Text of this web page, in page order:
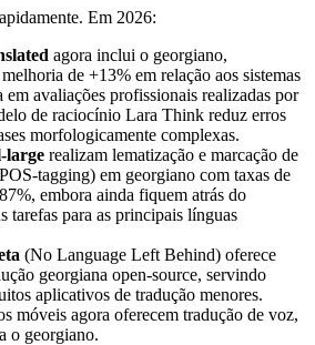
Em 2026:
agora inclui o georgiano,
de +13% em relação aos sistemas
em avaliações profissionais realizadas por
de raciocínio Lara Think reduz erros
morfologicamente complexas.
large realizam lematização e marcação de
tagging) em georgiano com taxas de
embora ainda fiquem atrás do
tarefas para as principais línguas
(No Language Left Behind) oferece
georgiana open-source, servindo
aplicativos de tradução menores.
móveis agora oferecem tradução de voz,
o georgiano.